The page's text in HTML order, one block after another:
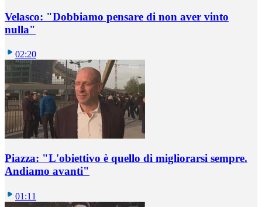
Velasco: "Dobbiamo pensare di non aver vinto
nulla"
02:20
Piazza: "L'obiettivo è quello di migliorarsi sempre.
Andiamo avanti"
01:11